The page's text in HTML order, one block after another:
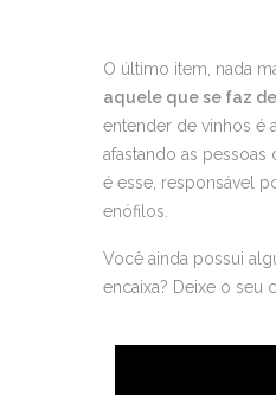
O último item, nada
aquele que se faz
entender de vinhos é
afastando as
é esse, responsável
enófilos.
Você ainda possui
encaixa? Deixe o seu